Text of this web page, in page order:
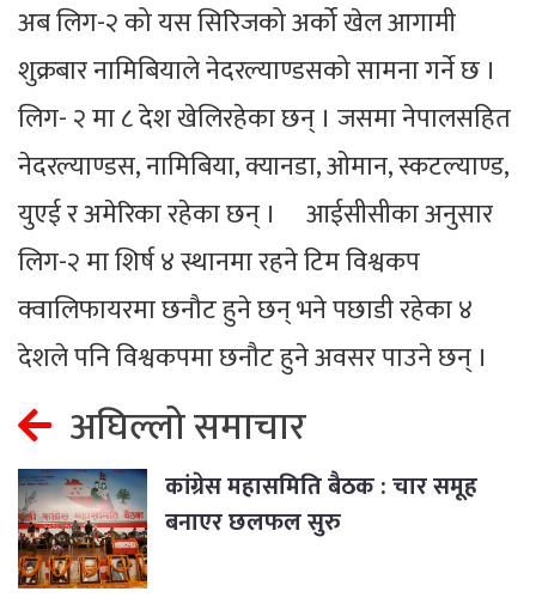
अब लिग-२ को यस सिरिजको अर्को खेल आगामी
शुक्रबार नामिबियाले नेदरल्याण्डसको सामना गर्ने छ ।
लिग- २ मा ८ देश खेलिरहेका छन् । जसमा नेपालसहित
नेदरल्याण्डस, नामिबिया, क्यानडा, ओमान, स्कटल्याण्ड,
युएई र अमेरिका रहेका छन् । आईसीसीका अनुसार
लिग-२ मा शिर्ष ४ स्थानमा रहने टिम विश्वकप
क्वालिफायरमा छनौट हुने छन् भने पछाडी रहेका ४
देशले पनि विश्वकपमा छनौट हुने अवसर पाउने छन् ।
अघिल्लो समाचार
कांग्रेस महासमिति बैठक : चार समूह
बनाएर छलफल सुरु